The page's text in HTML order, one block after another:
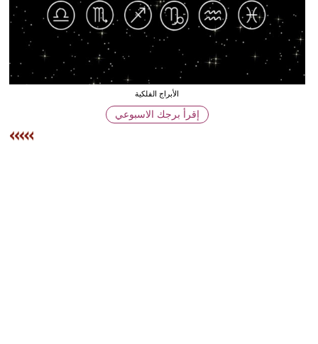
أخبار
البرلمان
المغربي
الأبراج الفلكية
إقرأ برجك الاسبوعي